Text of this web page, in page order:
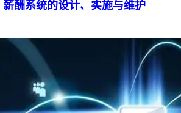
薪酬系统的设计、实施与维护